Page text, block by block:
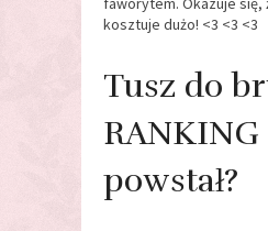
kosztuje dużo! <3 <3 <3
Tusz do
powstał?